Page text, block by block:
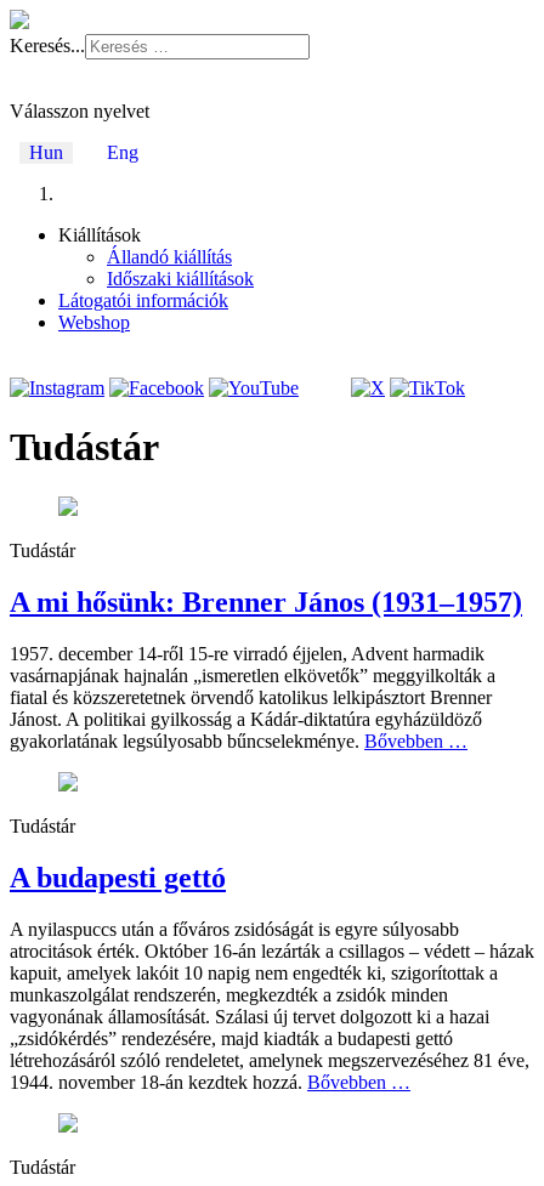
Keresés...
Válasszon nyelvet
Hun
Eng
Kiállítások
Állandó kiállítás
Időszaki kiállítások
Látogatói információk
Webshop
Tudástár
Tudástár
A mi hősünk: Brenner János (1931–1957)
1957. december 14-ről 15-re virradó éjjelen, Advent harmadik
vasárnapjának hajnalán „ismeretlen elkövetők” meggyilkolták a
fiatal és közszeretetnek örvendő katolikus lelkipásztort Brenner
Jánost. A politikai gyilkosság a Kádár-diktatúra egyházüldöző
gyakorlatának legsúlyosabb bűncselekménye. Bővebben …
Tudástár
A budapesti gettó
A nyilaspuccs után a főváros zsidóságát is egyre súlyosabb
atrocitások érték. Október 16-án lezárták a csillagos – védett – házak
kapuit, amelyek lakóit 10 napig nem engedték ki, szigorítottak a
munkaszolgálat rendszerén, megkezdték a zsidók minden
vagyonának államosítását. Szálasi új tervet dolgozott ki a hazai
„zsidókérdés” rendezésére, majd kiadták a budapesti gettó
létrehozásáról szóló rendeletet, amelynek megszervezéséhez 81 éve,
1944. november 18-án kezdtek hozzá. Bővebben …
Tudástár